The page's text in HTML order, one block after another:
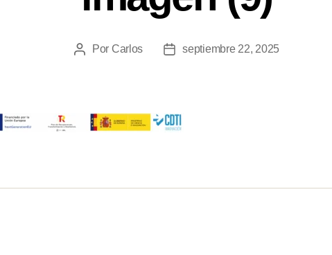
Por Carlos septiembre 22, 2025